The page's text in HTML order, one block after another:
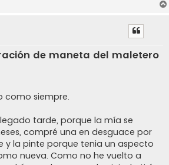
de maneta del maletero
como siempre.
tarde, porque la mía se
compré una en desguace por
y la pinte porque tenia un aspecto
nueva. Como no he vuelto a